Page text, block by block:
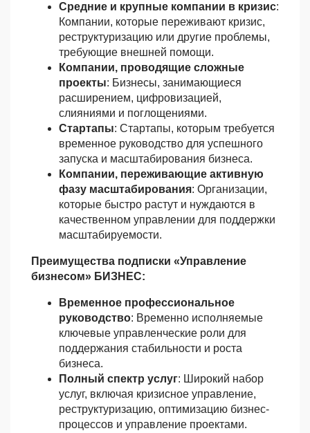
Средние и крупные компании в кризис:
Компании, которые переживают кризис,
реструктуризацию или другие проблемы,
требующие внешней помощи.
Компании, проводящие сложные
проекты: Бизнесы, занимающиеся
расширением, цифровизацией,
слияниями и поглощениями.
Стартапы: Стартапы, которым требуется
временное руководство для успешного
запуска и масштабирования бизнеса.
Компании, переживающие активную
фазу масштабирования: Организации,
которые быстро растут и нуждаются в
качественном управлении для поддержки
масштабируемости.
Преимущества подписки «Управление
бизнесом» БИЗНЕС:
Временное профессиональное
руководство: Временно исполняемые
ключевые управленческие роли для
поддержания стабильности и роста
бизнеса.
Полный спектр услуг: Широкий набор
услуг, включая кризисное управление,
реструктуризацию, оптимизацию бизнес-
процессов и управление проектами.